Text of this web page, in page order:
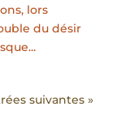
lors
du désir
suivantes »